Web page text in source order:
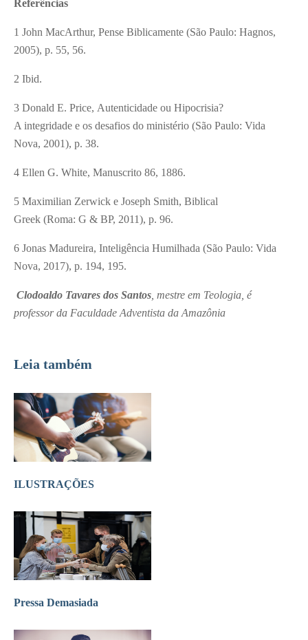
Referências
1 John MacArthur, Pense Biblicamente (São Paulo: Hagnos,
2005), p. 55, 56.
2 Ibid.
3 Donald E. Price, Autenticidade ou Hipocrisia?
A integridade e os desafios do ministério (São Paulo: Vida
Nova, 2001), p. 38.
4 Ellen G. White, Manuscrito 86, 1886.
5 Maximilian Zerwick e Joseph Smith, Biblical
Greek (Roma: G & BP, 2011), p. 96.
6 Jonas Madureira, Inteligência Humilhada (São Paulo: Vida
Nova, 2017), p. 194, 195.
Clodoaldo Tavares dos Santos , mestre em Teologia, é
professor da Faculdade Adventista da Amazônia
Leia também
ILUSTRAÇÕES
Pressa Demasiada